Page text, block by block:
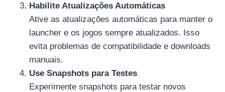
Habilite Atualizações Automáticas
Ative as atualizações automáticas para manter o
launcher e os jogos sempre atualizados. Isso
evita problemas de compatibilidade e downloads
manuais.
Use Snapshots para Testes
Experimente snapshots para testar novos